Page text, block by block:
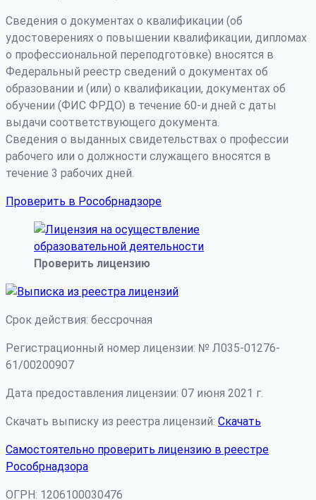
Сведения о документах о квалификации (об
удостоверениях о повышении квалификации, дипломах
о профессиональной переподготовке) вносятся в
Федеральный реестр сведений о документах об
образовании и (или) о квалификации, документах об
обучении (ФИС ФРДО) в течение 60-и дней с даты
выдачи соответствующего документа.
Сведения о выданных свидетельствах о профессии
рабочего или о должности служащего вносятся в
течение 3 рабочих дней.
Проверить в Рособрнадзоре
Проверить лицензию
Срок действия: бессрочная
Регистрационный номер лицензии: № Л035-01276-
61/00200907
Дата предоставления лицензии: 07 июня 2021 г.
Скачать выписку из реестра лицензий: Скачать
Самостоятельно проверить лицензию в реестре
Рособрнадзора
ОГРН: 1206100030476